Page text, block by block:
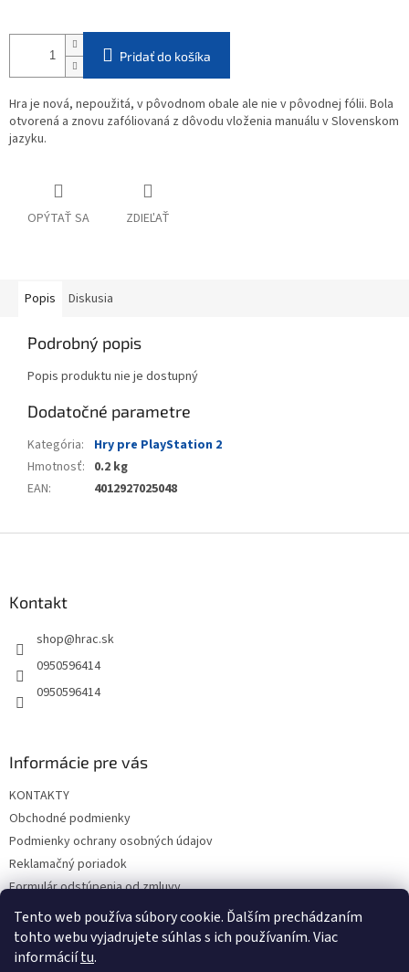
Tento web používa súbory cookie. Ďalším prechádzaním
tohto webu vyjadrujete súhlas s ich používaním. Viac
informáciítu.
Pridať do košíka
Hra je nová, nepoužitá, v pôvodnom obale ale nie v pôvodnej fólii. Bola
otvorená a znovu zafóliovaná z dôvodu vloženia manuálu v Slovenskom
jazyku.
OPÝTAŤ SA ZDIEĽAŤ
Popis Diskusia
Podrobný popis
Popis produktu nie je dostupný
Dodatočné parametre
Kategória:
Hry pre PlayStation 2
Hmotnosť: 0.2 kg
EAN: 4012927025048
Kontakt
shop@hrac.sk
0950596414
0950596414
Informácie pre vás
KONTAKTY
Obchodné podmienky
Podmienky ochrany osobných údajov
Reklamačný poriadok
Formulár odstúpenia od zmluvy
Reklamačný formulár